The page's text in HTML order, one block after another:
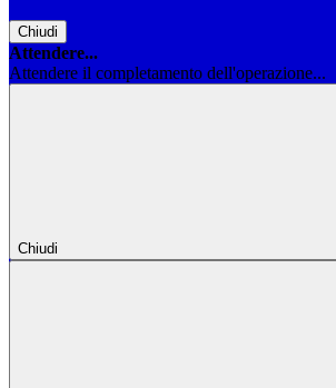
Chiudi
Attendere...
Attendere il completamento dell'operazione...
Chiudi